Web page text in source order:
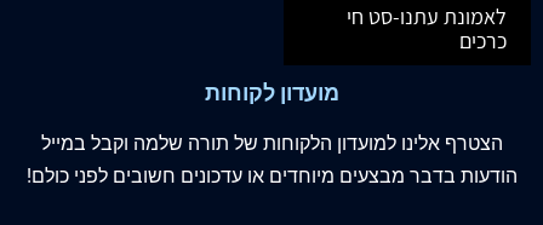
לאמונת עתנו-סט חי
כרכים
מועדון לקוחות
הצטרף אלינו למועדון הלקוחות של תורה שלמה וקבל במייל
הודעות בדבר מבצעים מיוחדים או עדכונים חשובים לפני כולם!